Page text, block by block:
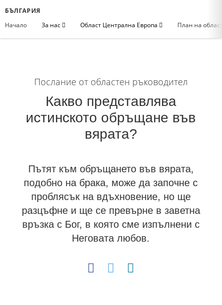
БЪЛГАРИЯ
Начало
За нас Област Централна Европа План на
Послание от областен ръководител
Какво представлява
истинското обръщане във
вярата?
Пътят към обръщането във вярата,
подобно на брака, може да започне с
проблясък на вдъхновение, но ще
разцъфне и ще се превърне в заветна
връзка с Бог, в която сме изпълнени с
Неговата любов.